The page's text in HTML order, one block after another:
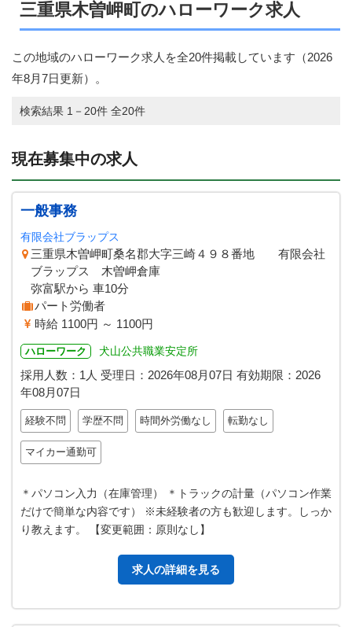
三重県木曽岬町のハローワーク求人
この地域のハローワーク求人を全20件掲載しています（2026
年8月7日更新）。
検索結果 1－20件 全20件
現在募集中の求人
一般事務
有限会社ブラップス
三重県木曽岬町桑名郡大字三崎４９８番地 有限会社
ブラップス 木曽岬倉庫
弥富駅から 車10分
パート労働者
時給 1100円 ～ 1100円
ハローワーク 犬山公共職業安定所
採用人数：1人 受理日： 2026年08月07日 有効期限： 2026
年08月07日
経験不問 学歴不問 時間外労働なし 転勤なし
マイカー通勤可
＊パソコン入力（在庫管理） ＊トラックの計量（パソコン作業
だけで簡単な内容です） ※未経験者の方も歓迎します。しっか
り教えます。 【変更範囲：原則なし】
求人の詳細を見る